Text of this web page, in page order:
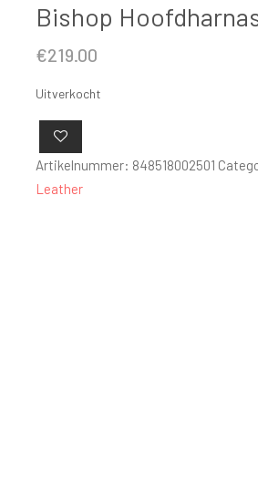
Bishop
€219.00
Uitverkocht
Artikelnummer: 848518002501
Leather